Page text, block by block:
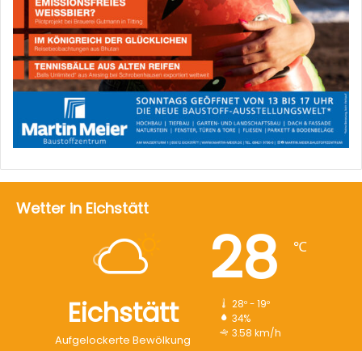
Wetter in Eichstätt
Eichstätt
Aufgelockerte Bewölkung
28 ℃
28º - 19º
34%
3.58 km/h